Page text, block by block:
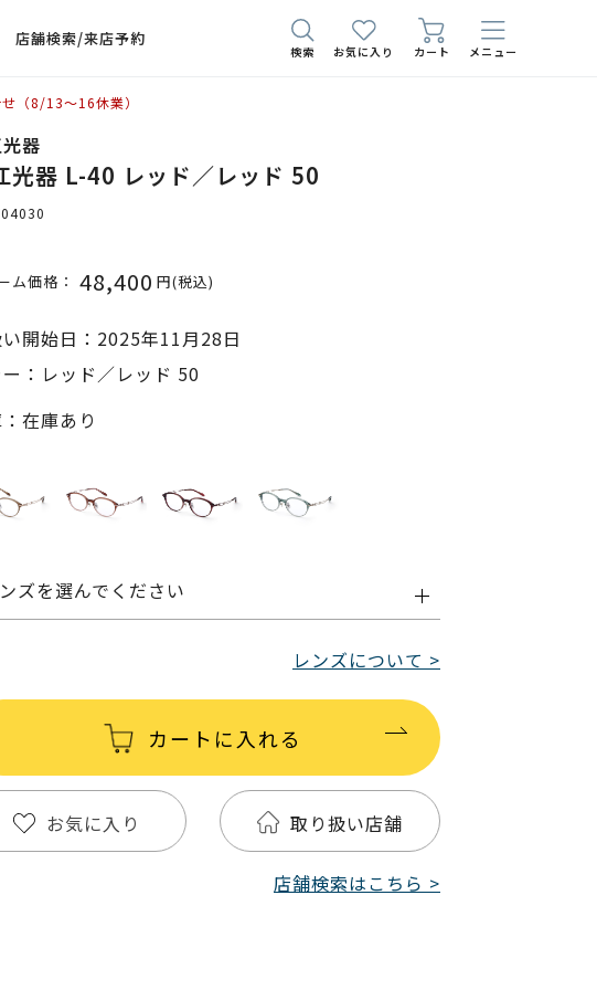
店舗検索/来店予約
検索 お気に入り カート メニュー
（8/13〜16休業）
器
光器 L-40 レッド／レッド 50
ム価格： 48,400 円(税込)
開始日：2025年11月28日
ー：レッド／レッド 50
在庫あり
ズを選んでください
レンズについて >
カートに入れる
お気に入り 取り扱い店舗
店舗検索はこちら >